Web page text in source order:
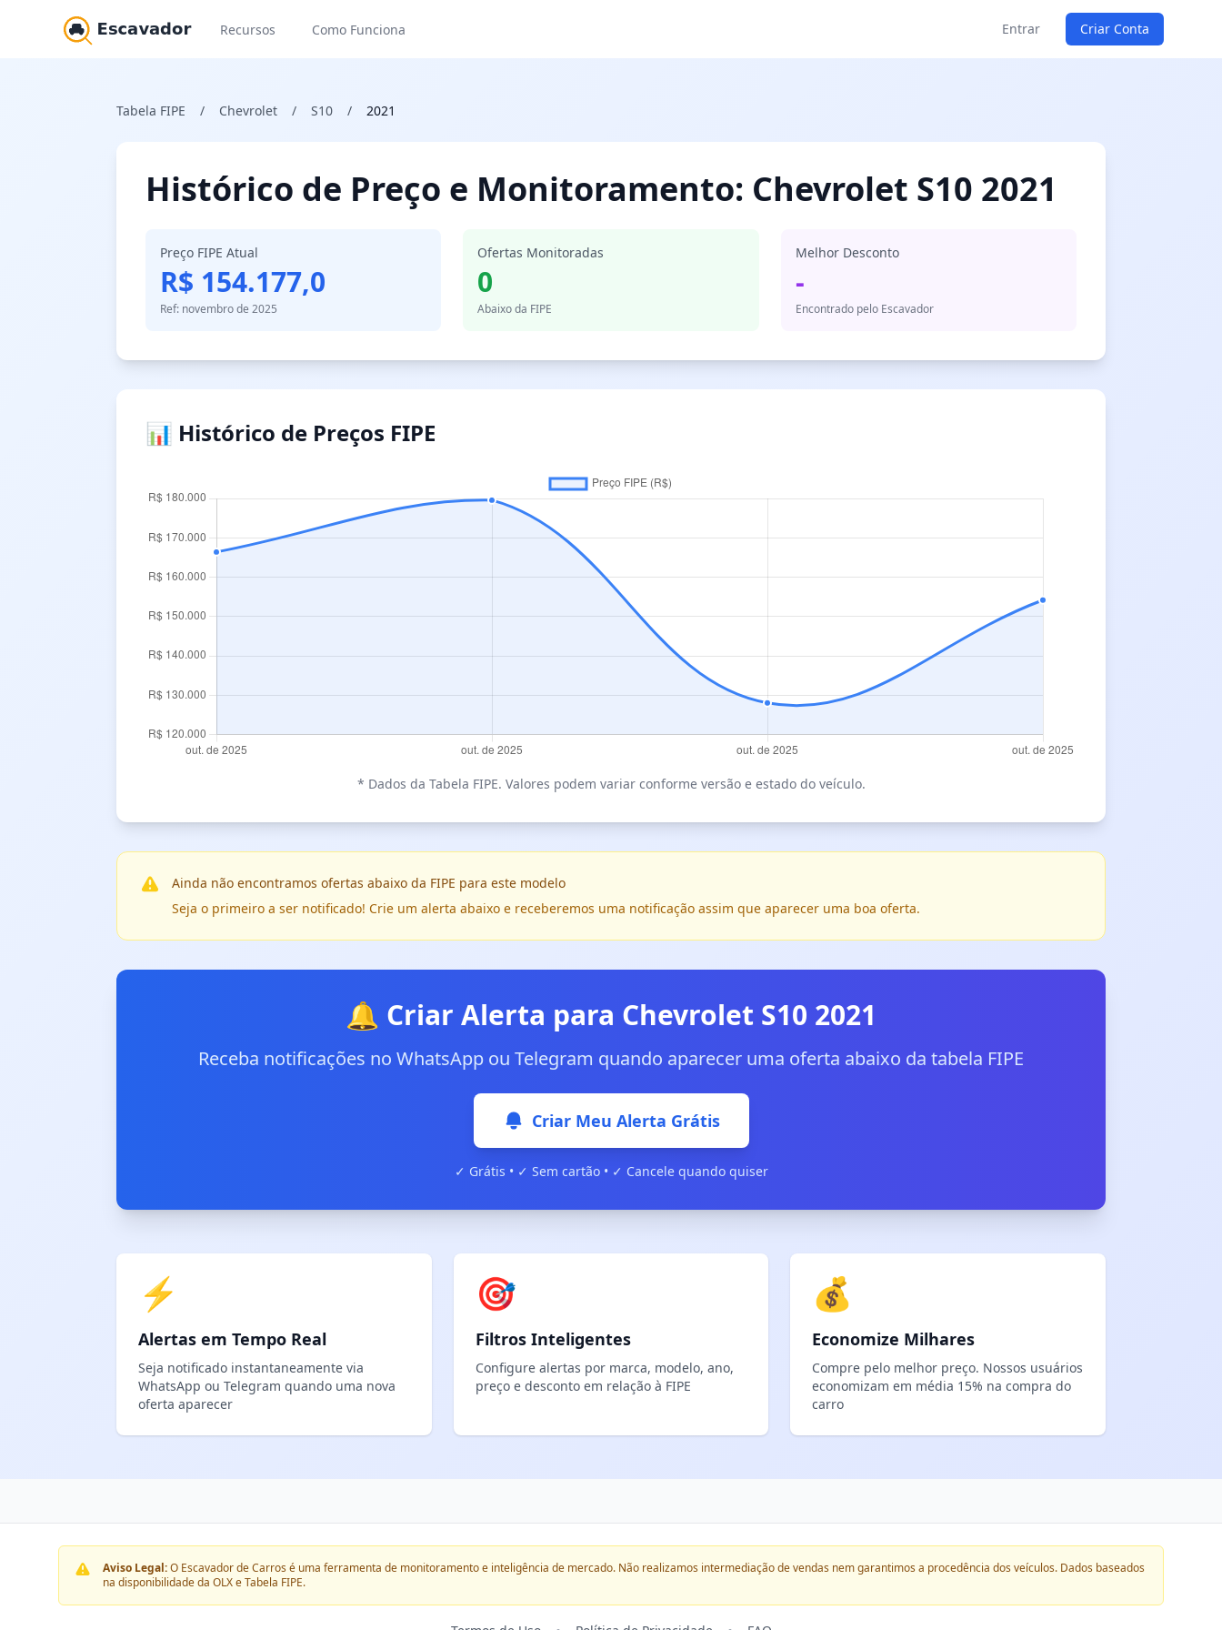
Recursos Como Funciona Entrar Criar Conta
Tabela FIPE / Chevrolet / S10 / 2021
Histórico de Preço e Monitoramento: Chevrolet S10 2021
Preço FIPE Atual
R$ 154.177,0
Ref: novembro de 2025
Ofertas Monitoradas
0
Abaixo da FIPE
Melhor Desconto
-
Encontrado pelo Escavador
📊 Histórico de Preços FIPE
* Dados da Tabela FIPE. Valores podem variar conforme versão e estado do veículo.
Ainda não encontramos ofertas abaixo da FIPE para este modelo
Seja o primeiro a ser notificado! Crie um alerta abaixo e receberemos uma notificação assim que aparecer uma boa oferta.
🔔 Criar Alerta para Chevrolet S10 2021
Receba notificações no WhatsApp ou Telegram quando aparecer uma oferta abaixo da tabela FIPE
Criar Meu Alerta Grátis
✓ Grátis • ✓ Sem cartão • ✓ Cancele quando quiser
⚡
Alertas em Tempo Real
Seja notificado instantaneamente via
WhatsApp ou Telegram quando uma nova
oferta aparecer
🎯
Filtros Inteligentes
Configure alertas por marca, modelo, ano,
preço e desconto em relação à FIPE
💰
Economize Milhares
Compre pelo melhor preço. Nossos usuários
economizam em média 15% na compra do
carro
Aviso Legal:O Escavador de Carros é uma ferramenta de monitoramento e inteligência de mercado. Não realizamos intermediação de vendas nem garantimos a procedência dos veículos. Dados baseados
na disponibilidade da OLX e Tabela FIPE.